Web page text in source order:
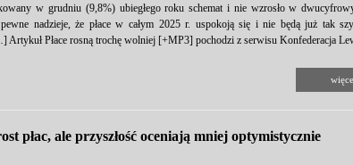
w grudniu (9,8%) ubiegłego roku schemat i nie wzrosło w
nadzieje, że płace w całym 2025 r. uspokoją się i nie będą już tak
Płace rosną trochę wolniej [+MP3] pochodzi z serwisu Konfederacja
płac, ale przyszłość oceniają mniej optymistycznie